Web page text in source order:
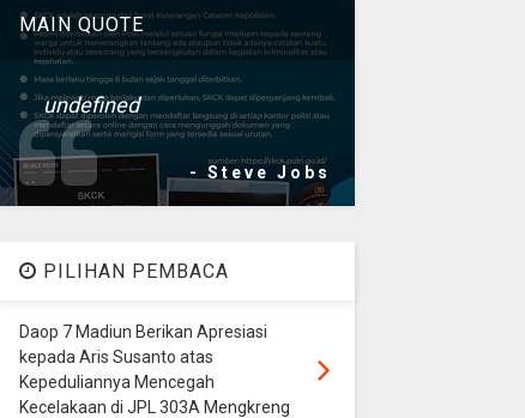
MAIN QUOTE
undefined
- Steve Jobs
PILIHAN PEMBACA
Daop 7 Madiun Berikan Apresiasi
kepada Aris Susanto atas
Kepeduliannya Mencegah
Kecelakaan di JPL 303A Mengkreng